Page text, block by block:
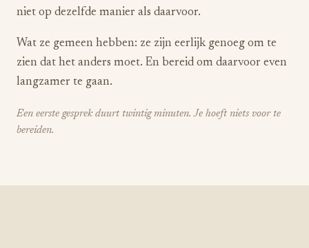
niet op dezelfde manier als daarvoor.
Wat ze gemeen hebben: ze zijn eerlijk genoeg om te
zien dat het anders moet. En bereid om daarvoor even
langzamer te gaan.
Een eerste gesprek duurt twintig minuten. Je hoeft niets voor te
bereiden.